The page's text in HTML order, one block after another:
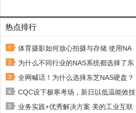
热点排行
体育摄影如何放心拍摄与存储 使用NA
为什么不同行业的NAS系统都选择了东
全网喊话！为什么选择东芝NAS硬盘？
CQC设下极寒考场，新日以低温能效技
业务实践+优秀解决方案 美的工业互联